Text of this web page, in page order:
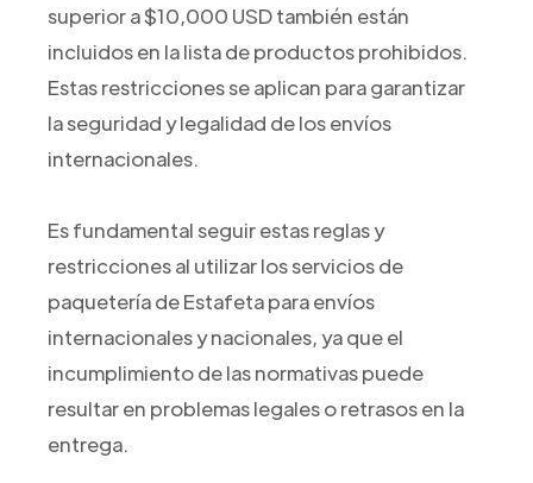
superior a $10,000 USD también están
incluidos en la lista de productos prohibidos.
Estas restricciones se aplican para garantizar
la seguridad y legalidad de los envíos
internacionales.
Es fundamental seguir estas reglas y
restricciones al utilizar los servicios de
paquetería de Estafeta para envíos
internacionales y nacionales, ya que el
incumplimiento de las normativas puede
resultar en problemas legales o retrasos en la
entrega.